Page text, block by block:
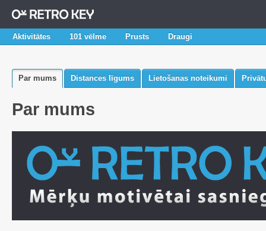
Aktivitātes 101 vēlme Prusts Draugi
Par mums Distances līgums Lietošanas noteikumi
Par mums